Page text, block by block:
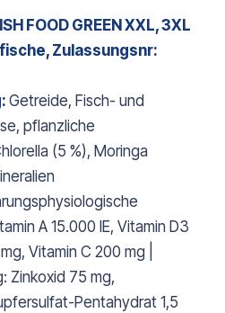
FOOD GREEN XXL, 3XL
Zulassungsnr:
Getreide, Fisch- und
pflanzliche
(5 %), Moringa
A 15.000 IE, Vitamin D3
Vitamin C 200 mg |
Zinkoxid 75 mg,
Pentahydrat 1,5